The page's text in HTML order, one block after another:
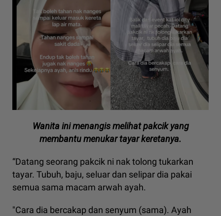
Wanita ini menangis melihat pakcik yang
membantu menukar tayar keretanya.
“Datang seorang pakcik ni nak tolong tukarkan
tayar. Tubuh, baju, seluar dan selipar dia pakai
semua sama macam arwah ayah.
"Cara dia bercakap dan senyum (sama). Ayah